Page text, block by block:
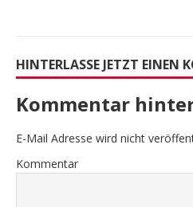
HINTERLASSE JETZT EINEN
Kommentar
E-Mail Adresse wird nicht
Kommentar